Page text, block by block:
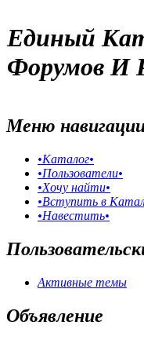
Единый
Форумов И
Меню
•Каталог•
•Пользователи•
•Хочу найти•
•Вступить в
•Навестить•
Активные темы
Объявление